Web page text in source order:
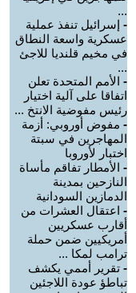
...
- إسرائيل تنفذ عملية
عسكرية واسعة النطاق
في مخيم قلنديا للاجئ
...
- الأمم المتحدة تعلن
اتفاقا على آلية اختيار
رئيس مفوضية الانتخ ...
- مفوض أوروبي: أزمة
المهاجرين في سبتة
اختبار لأوروبا
- الأمطار تفاقم مأساة
النازحين بمدينة
الدمازين السودانية
- اعتقال العشرات من
أقارب عسكريين
أمريكيين ضمن حملة
ترامب لمكا ...
- تقرير أممي يكشف
تباطؤ عودة اللاجئين